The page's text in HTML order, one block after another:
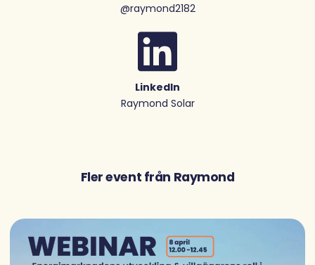
@raymond2182
LinkedIn
Raymond Solar
Fler event från Raymond